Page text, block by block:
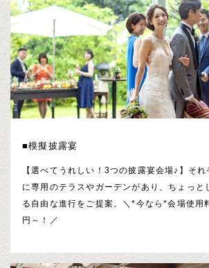
■模擬披露宴
【選べてうれしい！3つの披露宴会場♪】そ
に専用のテラスやガーデンがあり、ちょっと
る自由な進行をご提案。＼*今なら*会場使用
円～！／